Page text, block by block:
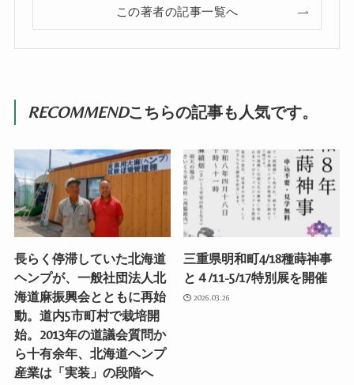
この著者の記事一覧へ
RECOMMENDこちらの記事も人気です。
長らく停滞していた北海道
ヘンプが、一般社団法人北
海道麻振興会とともに再始
動。道内5市町村で栽培開
始。2013年の道議会質問か
ら十有余年、北海道ヘンプ
産業は「実装」の段階へ
三重県明和町4/18種蒔神事
と４/11-5/17特別展を開催
2026.03.26